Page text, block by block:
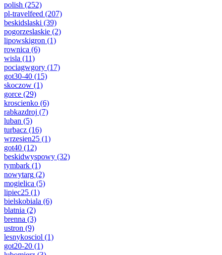
polish (252)
pl-travelfeed (207)
beskidslaski (39)
pogorzeslaskie (2)
lipowskigron (1)
rownica (6)
wisla (11)
pociagwgory (17)
got30-40 (15)
skoczow (1)
gorce (29)
kroscienko (6)
rabkazdroj (7)
luban (5)
turbacz (16)
wrzesien25 (1)
got40 (12)
beskidwyspowy (32)
tymbark (1)
nowytarg (2)
mogielica (5)
lipiec25 (1)
bielskobiala (6)
blatnia (2)
brenna (3)
ustron (9)
lesnykosciol (1)
got20-20 (1)